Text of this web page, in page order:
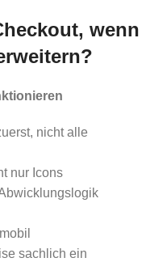
wenn
nicht alle
nur Icons
sachlich ein